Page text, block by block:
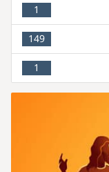
1
149
1